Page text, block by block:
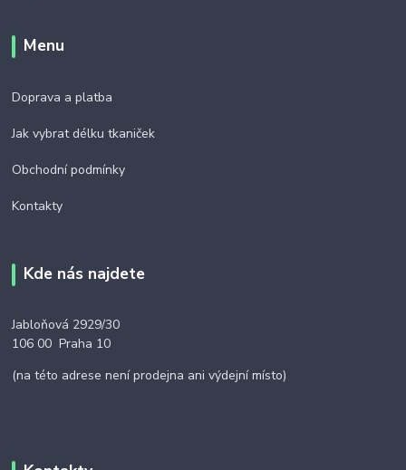
Menu
Doprava a platba
Jak vybrat délku tkaniček
Obchodní podmínky
Kontakty
Kde nás najdete
Jabloňová 2929/30
106 00 Praha 10
(na této adrese není prodejna ani výdejní místo)